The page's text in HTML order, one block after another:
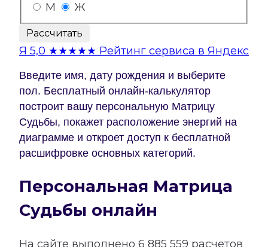
М
Ж
Рассчитать
Я 5,0 ★★★★★ Рейтинг сервиса в Яндекс
Введите имя, дату рождения и выберите
пол. Бесплатный онлайн-калькулятор
построит вашу персональную Матрицу
Судьбы, покажет расположение энергий на
диаграмме и откроет доступ к бесплатной
расшифровке основных категорий.
Персональная Матрица
Судьбы онлайн
На сайте выполнено 6 885 559 расчетов